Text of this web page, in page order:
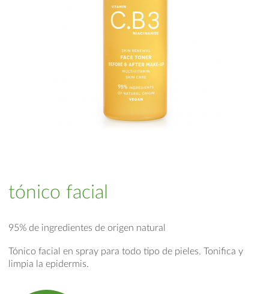
tónico facial
95% de ingredientes de origen natural
Tónico facial en spray para todo tipo de pieles. Tonifica y
limpia la epidermis.